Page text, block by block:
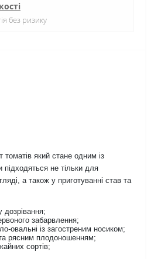
без ризику
томатів який стане одним із
не тільки для
а також у приготуванні став та
дозрівання;
забарвлення;
овальні із загостреним носиком;
рясним плодоношенням;
сортів;